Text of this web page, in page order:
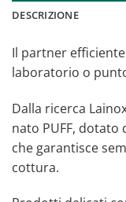
DESCRIZIONE
Il partner
laboratorio o
Dalla ricerca
nato PUFF, dotato
che garantisce
cottura.